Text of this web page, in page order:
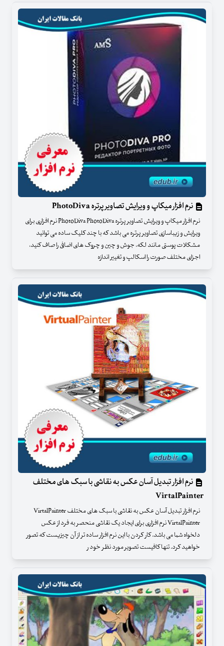
نرم افزار میکاپ و ویرایش تصاویر پرتره PhotoDiva
نرم افزار میکاپ و ویرایش تصاویر پرتره PhotoDiva PhotoDiva نرم افزاری برای
ویرایش و زیباسازی تصاویر پرتره می باشد که با چند کلیک ساده می توانید
مشکلات پوستی مانند لکه، جوش و چین و چروک های اضافی را صاف کنید،
اجزای مختلف صورت را اسکالپ و تغییر اندازه
نرم افزار تبدیل آسان عکس به نقاشی با سبک های مختلف
VirtalPainter
نرم افزار تبدیل آسان عکس به نقاشی با سبک های مختلف VirtalPainter
VirtalPainter نرم افزاری برای ایجاد یک نقاشی منحصر به فرد از عکس
دلخواه شما می باشد. کار کردن با این نرم افزار ساده تر از آن چیزیست که تصور
خواهید کرد. تنها کافیست تصویر مورد نظر خود ر